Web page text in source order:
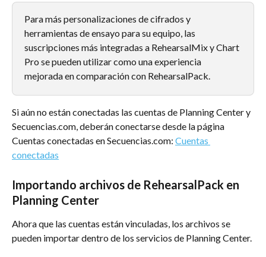
Para más personalizaciones de cifrados y
herramientas de ensayo para su equipo, las
suscripciones más integradas a RehearsalMix y Chart
Pro se pueden utilizar como una experiencia
mejorada en comparación con RehearsalPack.
Si aún no están conectadas las cuentas de Planning Center y
Secuencias.com, deberán conectarse desde la página
Cuentas conectadas en Secuencias.com: Cuentas
conectadas
Importando archivos de RehearsalPack en
Planning Center
Ahora que las cuentas están vinculadas, los archivos se
pueden importar dentro de los servicios de Planning Center.